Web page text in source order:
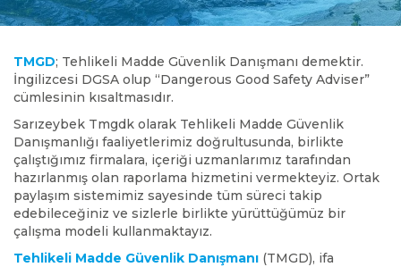
TMGD; Tehlikeli Madde Güvenlik Danışmanı demektir.
İngilizcesi DGSA olup “Dangerous Good Safety Adviser”
cümlesinin kısaltmasıdır.
Sarızeybek Tmgdk olarak Tehlikeli Madde Güvenlik
Danışmanlığı faaliyetlerimiz doğrultusunda, birlikte
çalıştığımız firmalara, içeriği uzmanlarımız tarafından
hazırlanmış olan raporlama hizmetini vermekteyiz. Ortak
paylaşım sistemimiz sayesinde tüm süreci takip
edebileceğiniz ve sizlerle birlikte yürüttüğümüz bir
çalışma modeli kullanmaktayız.
Tehlikeli Madde Güvenlik Danışmanı (TMGD), ifa